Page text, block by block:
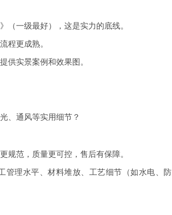
一级最好），这是实力的底线。
程更成熟。
供实景案例和效果图。
、通风等实用细节？
范，质量更可控，售后有保障。
管理水平、材料堆放、工艺细节（如水电、防